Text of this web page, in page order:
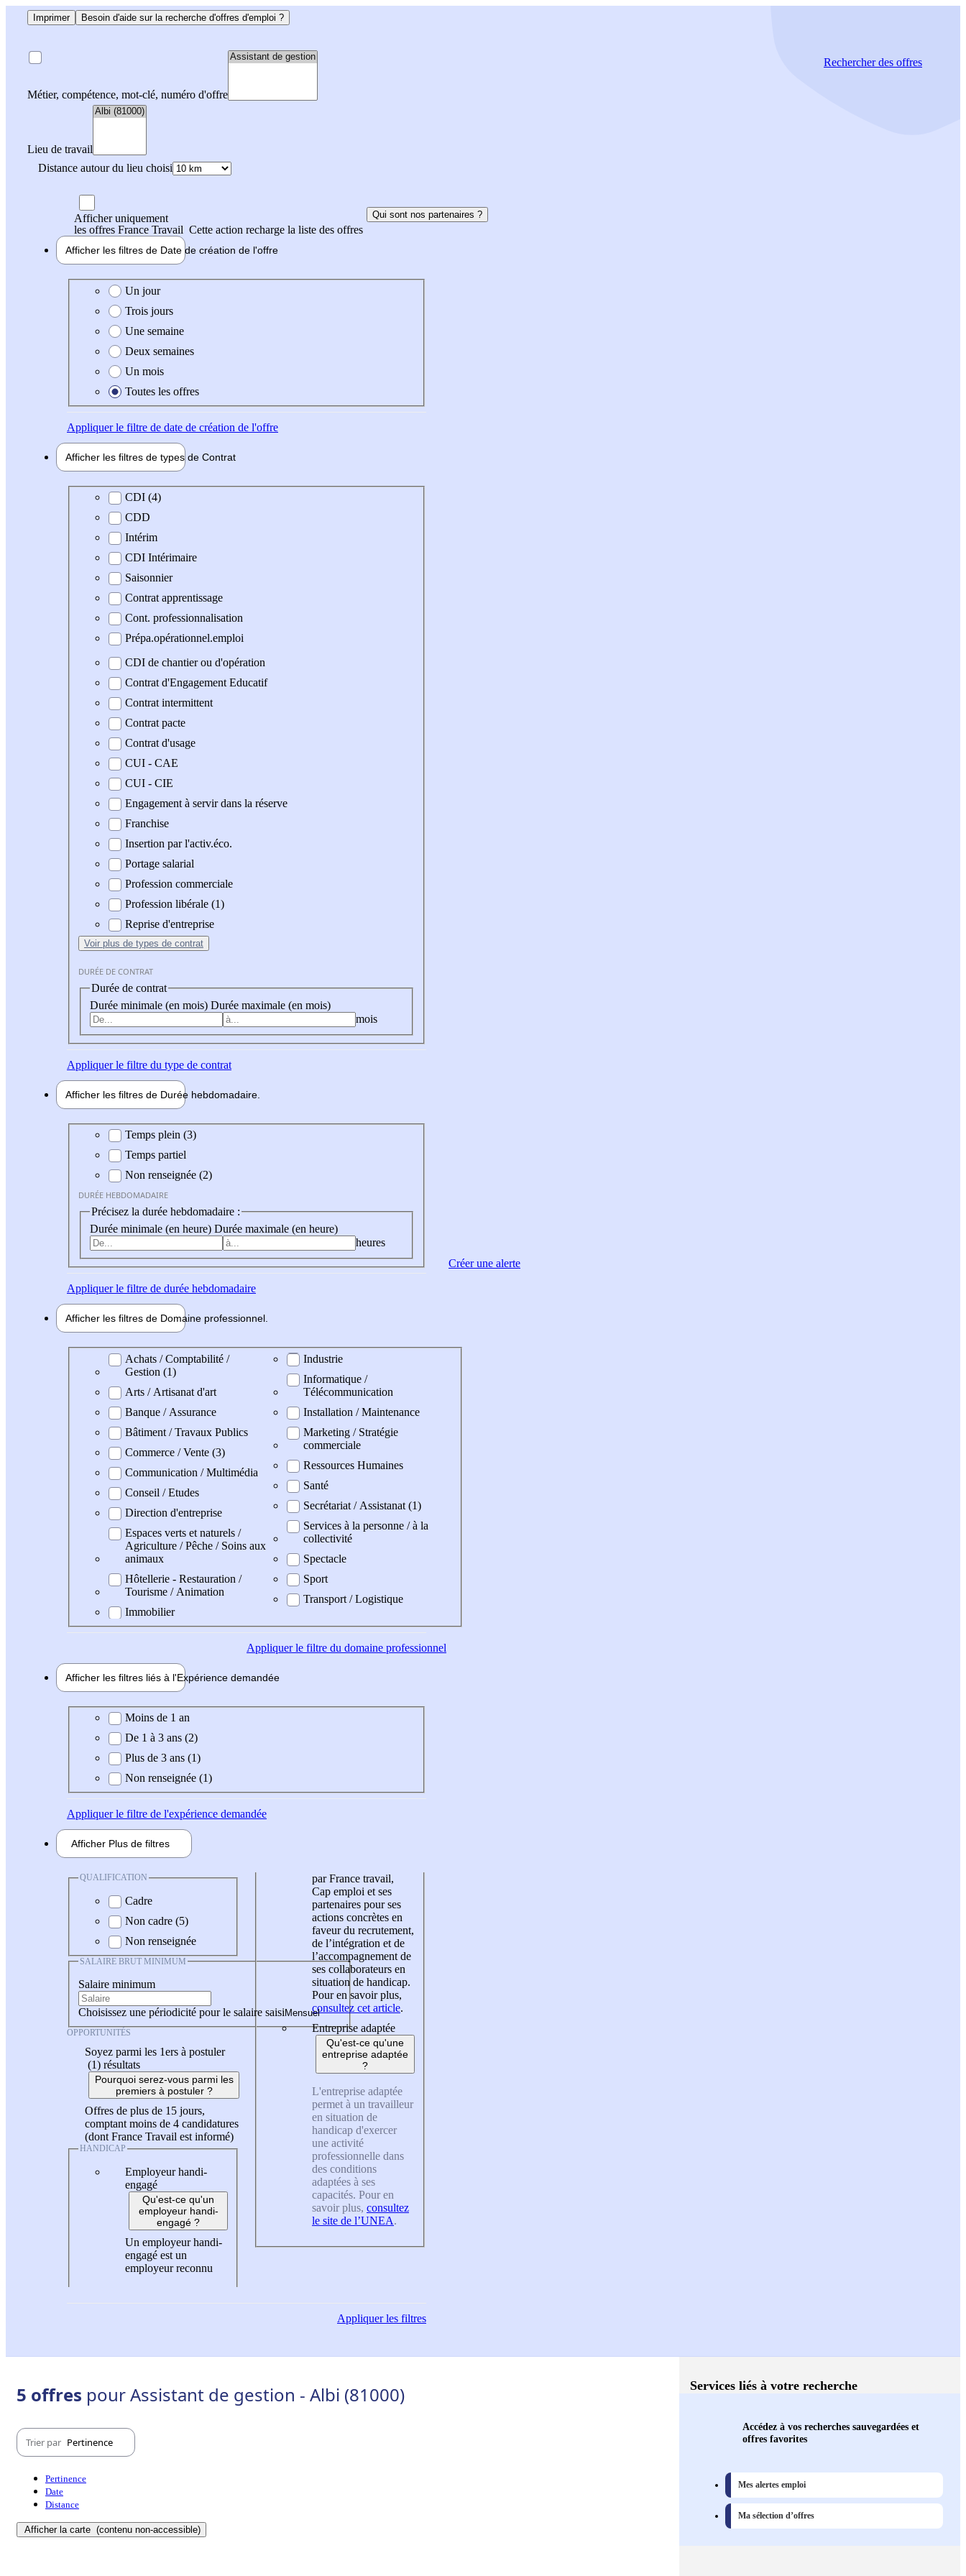
Imprimer Besoin d'aide sur la recherche d'offres d'emploi ?
Métier, compétence, mot-clé, numéro d'offre
Lieu de travail
Distance autour du lieu choisi
Rechercherdes offres
Afficher uniquement
les offres France Travail Cette action recharge la liste des offres
Qui sont nos partenaires ?
Afficher les filtres de Date de création de l'offre
Date de création de l'offre
Un jour
Trois jours
Une semaine
Deux semaines
Un mois
Toutes les offres
Appliquerle filtre de date de création de l'offre
Afficher les filtres de types de Contrat
Type de contrat
CDI (4)
CDD
Intérim
CDI Intérimaire
Saisonnier
Contrat apprentissage
Cont. professionnalisation
Prépa.opérationnel.emploi
CDI de chantier ou d'opération
Contrat d'Engagement Educatif
Contrat intermittent
Contrat pacte
Contrat d'usage
CUI - CAE
CUI - CIE
Engagement à servir dans la réserve
Franchise
Insertion par l'activ.éco.
Portage salarial
Profession commerciale
Profession libérale (1)
Reprise d'entreprise
Voir plus de types de contrat
DURÉE DE CONTRAT
Durée de contrat
Durée minimale (en mois) Durée maximale (en mois)
mois
Appliquerle filtre du type de contrat
Afficher les filtres de Durée hebdomadaire
Durée hebdomadaire
Temps plein (3)
Temps partiel
Non renseignée (2)
DURÉE HEBDOMADAIRE
Précisez la durée hebdomadaire :
Durée minimale (en heure) Durée maximale (en heure)
heures
Appliquerle filtre de durée hebdomadaire
Afficher les filtres de Domaine professionnel
Domaine professionel
Achats / Comptabilité /
Gestion (1)
Arts / Artisanat d'art
Banque / Assurance
Bâtiment / Travaux Publics
Commerce / Vente (3)
Communication / Multimédia
Conseil / Etudes
Direction d'entreprise
Espaces verts et naturels /
Agriculture / Pêche / Soins aux
animaux
Hôtellerie - Restauration /
Tourisme / Animation
Immobilier
Industrie
Informatique /
Télécommunication
Installation / Maintenance
Marketing / Stratégie
commerciale
Ressources Humaines
Santé
Secrétariat / Assistanat (1)
Services à la personne / à la
collectivité
Spectacle
Sport
Transport / Logistique
Appliquerle filtre du domaine professionnel
Afficher les filtres liés à l'Expérience demandée
Expérience demandée
Moins de 1 an
De 1 à 3 ans (2)
Plus de 3 ans (1)
Non renseignée (1)
Appliquerle filtre de l'expérience demandée
Afficher Plus de filtres
QUALIFICATION
Cadre
Non cadre (5)
Non renseignée
SALAIRE BRUT MINIMUM
Salaire minimum
Choisissez une périodicité pour le salaire saisi
OPPORTUNITÉS
Soyez parmi les 1ers à postuler
(1) résultats
Pourquoi serez-vous parmi les
premiers à postuler ?
Offres de plus de 15 jours,
comptant moins de 4 candidatures
(dont France Travail est informé)
HANDICAP
Employeur handi-
engagé
Qu'est-ce qu'un
employeur handi-
engagé ?
Un employeur handi-
engagé est un
employeur reconnu
par France travail,
Cap emploi et ses
partenaires pour ses
actions concrètes en
faveur du recrutement,
de l’intégration et de
l’accompagnement de
ses collaborateurs en
situation de handicap.
Pour en savoir plus,
consultez cet article.
Entreprise adaptée
Qu'est-ce qu'une
entreprise adaptée
?
L'entreprise adaptée
permet à un travailleur
en situation de
handicap d'exercer
une activité
professionnelle dans
des conditions
adaptées à ses
capacités. Pour en
savoir plus, consultez
le site de l’UNEA.
Appliquerles filtres
Créer une alerte
5 offres pour Assistant de gestion - Albi (81000)
Trier par Pertinence
Pertinence
Date
Distance
Afficher la carte (contenu non-accessible)
Services liés à votre recherche
Accédez à vos recherches sauvegardées et
offres favorites
Mes alertes emploi
Ma sélection d’offres